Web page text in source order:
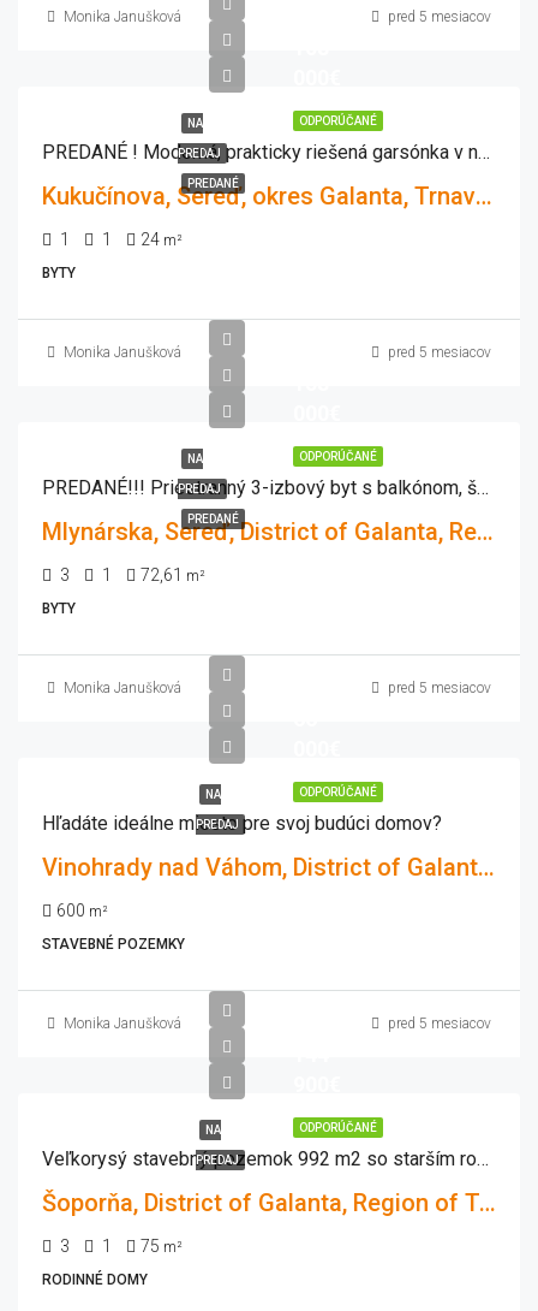
Monika Janušková pred 5 mesiacov
ODPORÚČANÉ
NA
PREDAJ
PREDANÉ
PREDANÉ ! Moderná, prakticky riešená garsónka v novostavbe MEANDER Sereď
Kukučínova, Sereď, okres Galanta, Trnavský kraj, Západné Slovensko, 926 01, Slovensko
1 1 24 m²
BYTY
Monika Janušková pred 5 mesiacov
ODPORÚČANÉ
NA
PREDAJ
PREDANÉ
PREDANÉ!!! Priestranný 3-izbový byt s balkónom, šatníkom a krásnym výhľadom – Sereď, Mlynárska
Mlynárska, Sereď, District of Galanta, Region of Trnava, Western Slovakia, 926 01, Slovakia
3 1 72,61 m²
BYTY
Monika Janušková pred 5 mesiacov
ODPORÚČANÉ
NA
PREDAJ
Hľadáte ideálne miesto pre svoj budúci domov?
Vinohrady nad Váhom, District of Galanta, Region of Trnava, Western Slovakia, 925 55, Slovakia
600 m²
STAVEBNÉ POZEMKY
Monika Janušková pred 5 mesiacov
ODPORÚČANÉ
NA
PREDAJ Veľkorysý stavebný pozemok 992 m2 so starším rodinný domom
Šoporňa, District of Galanta, Region of Trnava, Western Slovakia, 925 52, Slovakia
3 1 75 m²
RODINNÉ DOMY